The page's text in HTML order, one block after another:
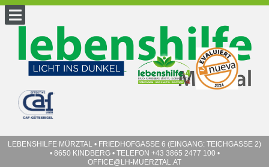
LEBENSHILFE MÜRZTAL • FRIEDHOFGASSE 6 (EINGANG: TEICHGASSE 2)
• 8650 KINDBERG • TELEFON +43 3865 2477 100 •
OFFICE@LH-MUERZTAL.AT